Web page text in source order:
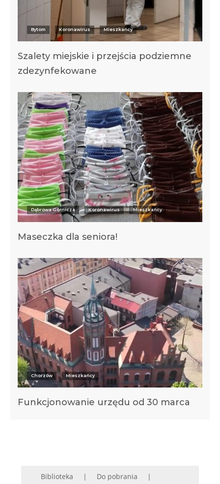
Bytom Koronawirus Mieszkańcy
Szalety miejskie i przejścia podziemne
zdezynfekowane
Dąbrowa Górnicza Koronawirus Mieszkańcy
Maseczka dla seniora!
Chorzów Mieszkańcy
Funkcjonowanie urzędu od 30 marca
Biblioteka
Do pobrania